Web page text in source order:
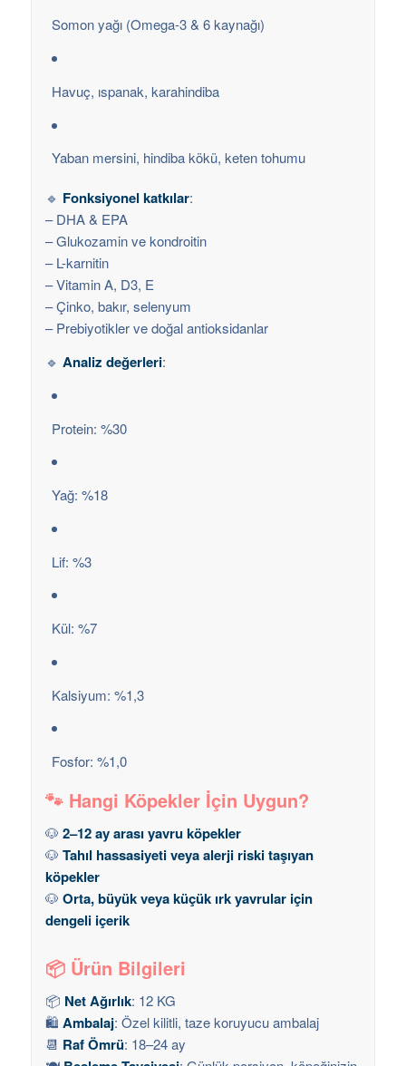
Somon yağı (Omega-3 & 6 kaynağı)
Havuç, ıspanak, karahindiba
Yaban mersini, hindiba kökü, keten tohumu
🔹 Fonksiyonel katkılar:
– DHA & EPA
– Glukozamin ve kondroitin
– L-karnitin
– Vitamin A, D3, E
– Çinko, bakır, selenyum
– Prebiyotikler ve doğal antioksidanlar
🔹 Analiz değerleri:
Protein: %30
Yağ: %18
Lif: %3
Kül: %7
Kalsiyum: %1,3
Fosfor: %1,0
🐾 Hangi Köpekler İçin Uygun?
🐶 2–12 ay arası yavru köpekler
🐶 Tahıl hassasiyeti veya alerji riski taşıyan
köpekler
🐶 Orta, büyük veya küçük ırk yavrular için
dengeli içerik
📦 Ürün Bilgileri
📦 Net Ağırlık: 12 KG
🛍️ Ambalaj: Özel kilitli, taze koruyucu ambalaj
📆 Raf Ömrü: 18–24 ay